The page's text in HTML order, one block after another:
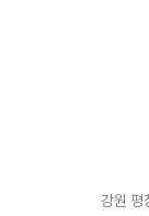
강원 평